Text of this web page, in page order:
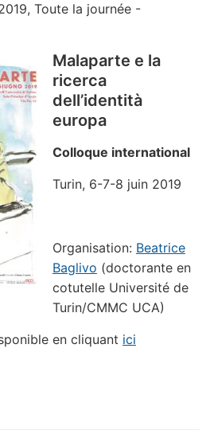
Toute la journée -
Malaparte e la
ricerca
dell’identità
europa
Colloque international
Turin, 6-7-8 juin 2019
Organisation: Beatrice
Baglivo (doctorante en
cotutelle Université de
Turin/CMMC UCA)
en cliquant ici